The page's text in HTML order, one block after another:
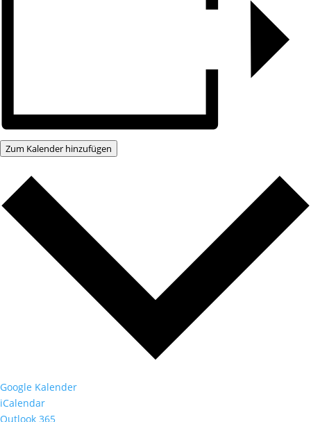
Zum Kalender hinzufügen
Google Kalender
iCalendar
Outlook 365